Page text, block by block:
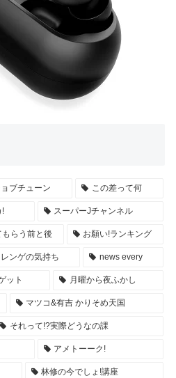
ブチューン この差って何
! スーパーJチャンネル
もらう前と後 お願い!ランキング
レンゲの気持ち news every
ット 月曜から夜ふかし
マツコ&有吉 かりそめ天国
それって!?実際どうなの課
アメトーーク!
林修の今でしょ!講座